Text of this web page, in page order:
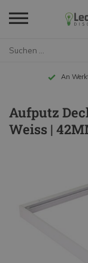
An
Aufputz
Weiss |